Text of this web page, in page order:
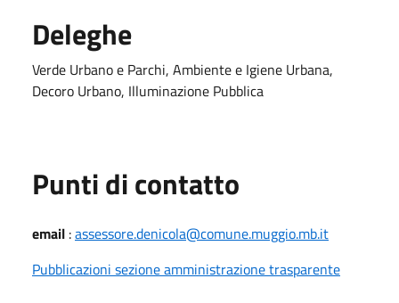
Deleghe
Verde Urbano e Parchi, Ambiente e Igiene Urbana,
Decoro Urbano, Illuminazione Pubblica
Punti di contatto
email :assessore.denicola@comune.muggio.mb.it
Pubblicazioni sezione amministrazione trasparente